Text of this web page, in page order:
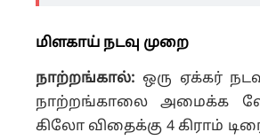
மிளகாய் நடவு முறை
நாற்றங்கால்: ஒரு ஏக்கர்
நாற்றங்காலை அமைக்க
கிலோ விதைக்கு 4 கிராம்